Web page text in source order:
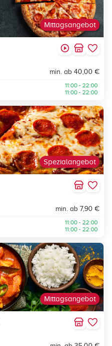
Mittagsangebot
min. ab 40,00 €
11:00 - 22:00
11:00 - 22:00
Spezialangebot
min. ab 7,90 €
11:00 - 22:00
11:00 - 22:00
Mittagsangebot